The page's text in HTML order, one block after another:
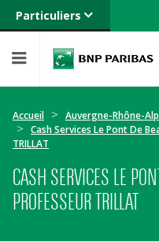
Particuliers
Banque privée
Entreprises
Accueil Auvergne-Rhône-
Cash Services Le Pont De
TRILLAT
CASH SERVICES LE
PROFESSEUR TRILLAT